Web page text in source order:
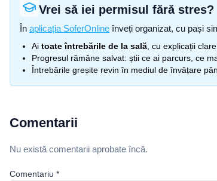
Vrei să iei permisul fără stres?
În aplicația SoferOnline înveți organizat, cu pași
Ai toate întrebările de la sală , cu explicații clare,
Progresul rămâne salvat: știi ce ai parcurs, ce
Întrebările greșite revin în mediul de învățare
Comentarii
Nu există comentarii aprobate încă.
Comentariu *